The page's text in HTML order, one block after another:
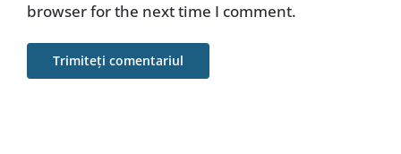
browser for the next time I comment.